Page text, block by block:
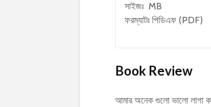
সাইজঃ MB
ফরম্যাটঃ পিডিএফ (PDF)
Book Review
আমার অনেক গুলো ভালো লাগা